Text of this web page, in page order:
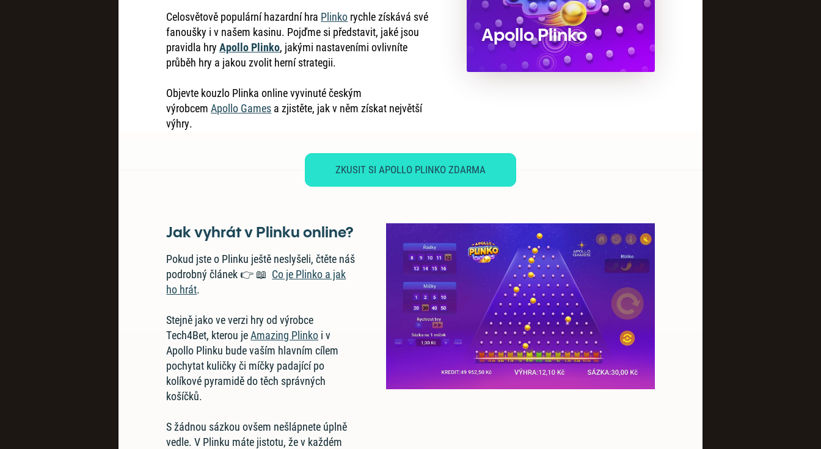
Celosvětově populární hazardní hra Plinko rychle získává své
fanoušky i v našem kasinu. Pojďme si představit, jaké jsou
pravidla hryApollo Plinko, jakými nastaveními ovlivníte
průběh hry a jakou zvolit herní strategii.
Objevte kouzlo Plinka online vyvinuté českým
výrobcemApollo Games a zjistěte, jak v něm získat největší
výhry.
Apollo Plinko
ZKUSIT SI APOLLO PLINKO ZDARMA
Jak vyhrát v Plinku online?
Pokud jste o Plinku ještě neslyšeli, čtěte náš
podrobný článek 👉 📖 Co je Plinko a jak
ho hrát.
Stejně jako ve verzi hry od výrobce
Tech4Bet, kterou jeAmazing Plinko i v
Apollo Plinku bude vaším hlavním cílem
pochytat kuličky či míčky padající po
kolíkové pyramidě do těch správných
košíčků.
S žádnou sázkou ovšem nešlápnete úplně
vedle. V Plinku máte jistotu, že v každém